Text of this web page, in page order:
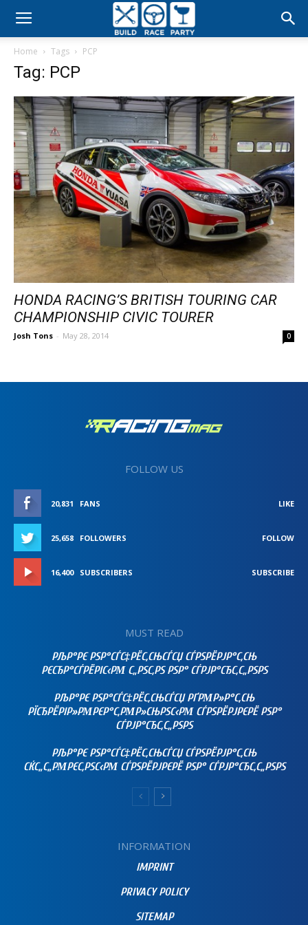
Build
Party
Home Tags PCP
Tag: PCP
HONDA RACING’S BRITISH TOURING CAR
CHAMPIONSHIP CIVIC TOURER
Josh Tons - May 28, 2014 0
FOLLOW US
20,831 FANS LIKE
25,658 FOLLOWERS FOLLOW
16,400 SUBSCRIBERS SUBSCRIBE
MUST READ
РЉР°РЄ РЅР°СЃС‡РЁС‚СЊСЃСЏ СЃРЅРЁРЈР°С‚СЊ
РЄСЂР°СЃРЁРІС‹РΜ С„РЅС‚РЅ РЅР° СЃРЈР°СЂС‚С„РЅРЅ
РЉР°РЄ РЅР°СЃС‡РЁС‚СЊСЃСЏ РҐРΜР»Р°С‚СЊ
РЇСЂРЁРІР»РΜРЄР°С‚РΜР»СЊРЅС‹РΜ СЃРЅРЁРЈРЄРЁ РЅР°
СЃРЈР°СЂС‚С„РЅРЅ
РЉР°РЄ РЅР°СЃС‡РЁС‚СЊСЃСЏ СЃРЅРЁРЈР°С‚СЊ
СЌС„С„РΜРЄС‚РЅС‹РΜ СЃРЅРЁРЈРЄРЁ РЅР° СЃРЈР°СЂС‚С„РЅРЅ
INFORMATION
IMPRINT
PRIVACY POLICY
SITEMAP